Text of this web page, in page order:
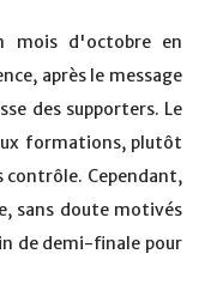
mois d'octobre en
après le message
des supporters. Le
formations, plutôt
contrôle. Cependant,
sans doute motivés
de demi-finale pour